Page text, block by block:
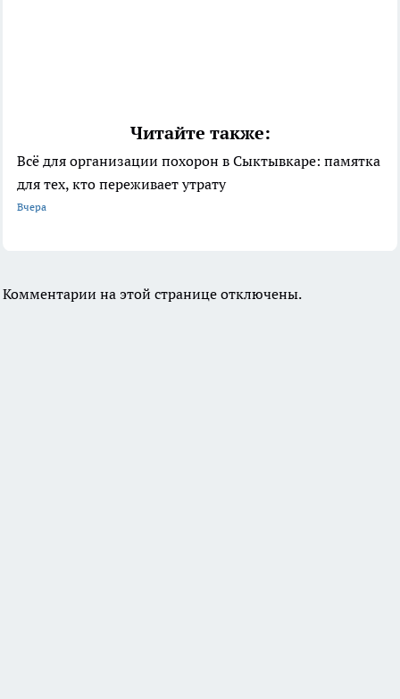
Читайте также:
Всё для организации похорон в Сыктывкаре: памятка
для тех, кто переживает утрату
Вчера
Комментарии на этой странице отключены.